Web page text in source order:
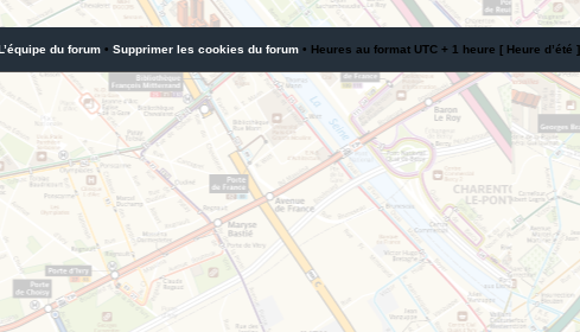
du forum • Supprimer les cookies du forum • Heures au format UTC + 1 heure [ Heure d’été ]